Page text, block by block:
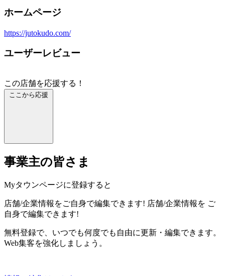
ホームページ
https://jutokudo.com/
ユーザーレビュー
この店舗を応援する！
ここから応援
事業主の皆さま
Myタウンページに登録すると
店舗/企業情報をご自身で編集できます! 店舗/企業情報を ご
自身で編集できます!
無料登録で、いつでも何度でも自由に更新・編集できます。
Web集客を強化しましょう。